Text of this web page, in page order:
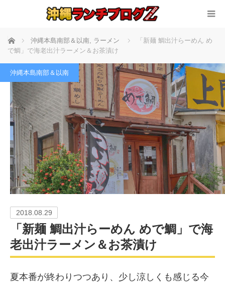
ホーム 沖縄本島南部＆以南, ラーメン
「新麺 鯛出汁らーめん め
で鯛」で海老出汁ラーメン＆お茶漬け
沖縄本島南部＆以南
2018.08.29
「新麺 鯛出汁らーめん めで鯛」で海
老出汁ラーメン＆お茶漬け
夏本番が終わりつつあり、少し涼しくも感じる今